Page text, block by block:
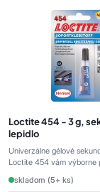
Loctite 454 - 3 g, sekundové
lepidlo
Univerzálne gélové
Loctite 454 vám výborne
skladom (5+ ks)